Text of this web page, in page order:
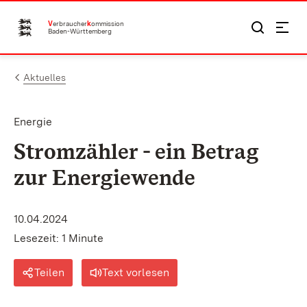
Zum Inhalt springen
Verbraucherkommission
Baden-Württemberg
Aktuelles
Energie
Stromzähler - ein Betrag
zur Energiewende
10.04.2024
Lesezeit: 1 Minute
Teilen Text vorlesen